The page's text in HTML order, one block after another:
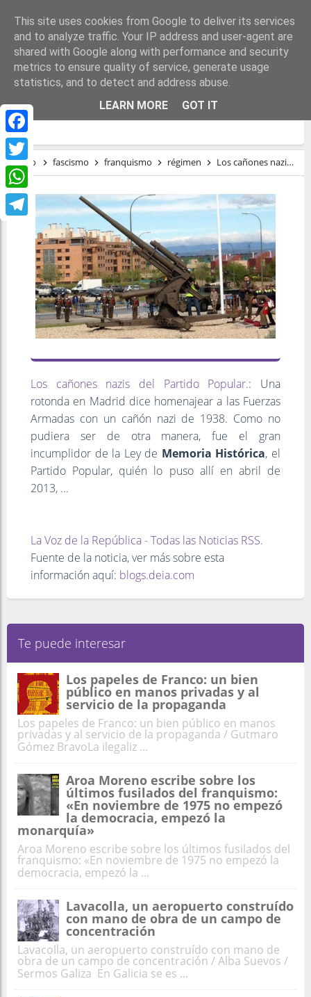
Facebook
Twitter
WhatsApp
Telegram
LOS CAÑONES NAZIS DEL PARTIDO
POPULAR.
Inicio fascismo franquismo régimen Los cañones nazis del Partido Popular.
Los cañones nazis del Partido Popular.: Una
rotonda en Madrid dice homenajear a las Fuerzas
Armadas con un cañón nazi de 1938. Como no
pudiera ser de otra manera, fue el gran
incumplidor de la Ley de Memoria Histórica, el
Partido Popular, quién lo puso allí en abril de
2013, ...
La Voz de la República - Todas las Noticias RSS.
Fuente de la noticia, ver más sobre esta
información aquí: blogs.deia.com
Te puede interesar
Los papeles de Franco: un bien
público en manos privadas y al
servicio de la propaganda
Los papeles de Franco: un bien público en manos
privadas y al servicio de la propaganda / Gutmaro
Gómez BravoLa ilegaliz ...
Aroa Moreno escribe sobre los
últimos fusilados del franquismo:
«En noviembre de 1975 no empezó
la democracia, empezó la
monarquía»
Aroa Moreno escribe sobre los últimos fusilados del
franquismo: «En noviembre de 1975 no empezó la
democracia, empezó la ...
Lavacolla, un aeropuerto construído
con mano de obra de un campo de
concentración
Lavacolla, un aeropuerto construído con mano de
obra de un campo de concentración / Alba Suevos /
Sermos Galiza En Galicia se es ...
This site uses cookies from Google to deliver its services
and to analyze traffic. Your IP address and user-agent are
shared with Google along with performance and security
metrics to ensure quality of service, generate usage
statistics, and to detect and address abuse.
LEARN MORE
GOT IT